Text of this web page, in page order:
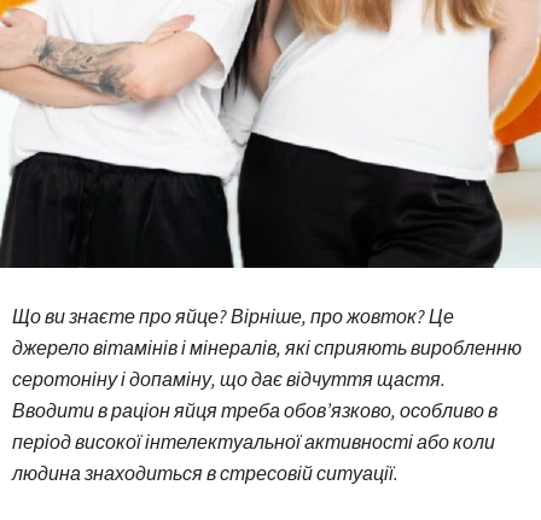
Що ви знаєте про яйце? Вірніше, про жовток? Це
джерело вітамінів і мінералів, які сприяють виробленню
серотоніну і допаміну, що дає відчуття щастя.
Вводити в раціон яйця треба обов’язково, особливо в
період високої інтелектуальної активності або коли
людина знаходиться в стресовій ситуації.